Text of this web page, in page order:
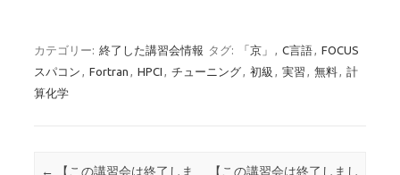
カテゴリー: 終了した講習会情報 タグ: 「京」 , C言語, FOCUS
スパコン , Fortran , HPCI , チューニング, 初級 , 実習 , 無料, 計
算化学
投稿ナビゲーション
←
【この講習会は終了しま
【この講習会は終了しまし